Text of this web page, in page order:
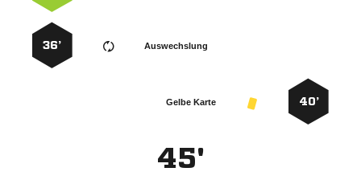
Auswechslung
36’
40’
Gelbe Karte
45'